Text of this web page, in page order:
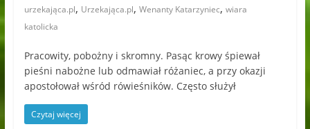
urzekająca.pl, Urzekająca.pl, Wenanty Katarzyniec, wiara
katolicka
Pracowity, pobożny i skromny. Pasąc krowy śpiewał
pieśni nabożne lub odmawiał różaniec, a przy okazji
apostołował wśród rówieśników. Często służył
Czytaj więcej